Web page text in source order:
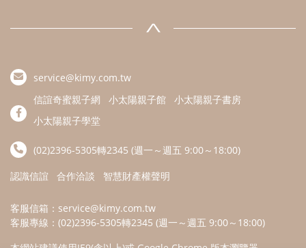
service@kimy.com.tw
信誼奇蜜親子網
小太陽親子館
小太陽親子書房
小太陽親子學堂
(02)2396-5305轉2345 (週一～週五 9:00～18:00)
認識信誼 合作洽談 智慧財產權聲明
客服信箱： service@kimy.com.tw
客服專線：(02)2396-5305轉2345 (週一～週五 9:00～18:00)